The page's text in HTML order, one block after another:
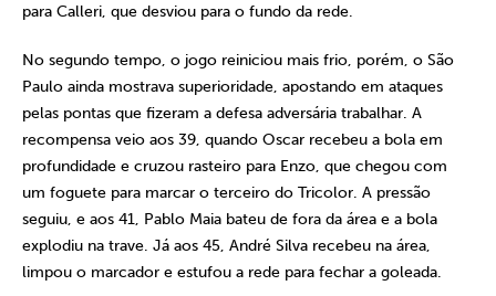
para Calleri, que desviou para o fundo da rede.
No segundo tempo, o jogo reiniciou mais frio, porém, o São
Paulo ainda mostrava superioridade, apostando em ataques
pelas pontas que fizeram a defesa adversária trabalhar. A
recompensa veio aos 39, quando Oscar recebeu a bola em
profundidade e cruzou rasteiro para Enzo, que chegou com
um foguete para marcar o terceiro do Tricolor. A pressão
seguiu, e aos 41, Pablo Maia bateu de fora da área e a bola
explodiu na trave. Já aos 45, André Silva recebeu na área,
limpou o marcador e estufou a rede para fechar a goleada.